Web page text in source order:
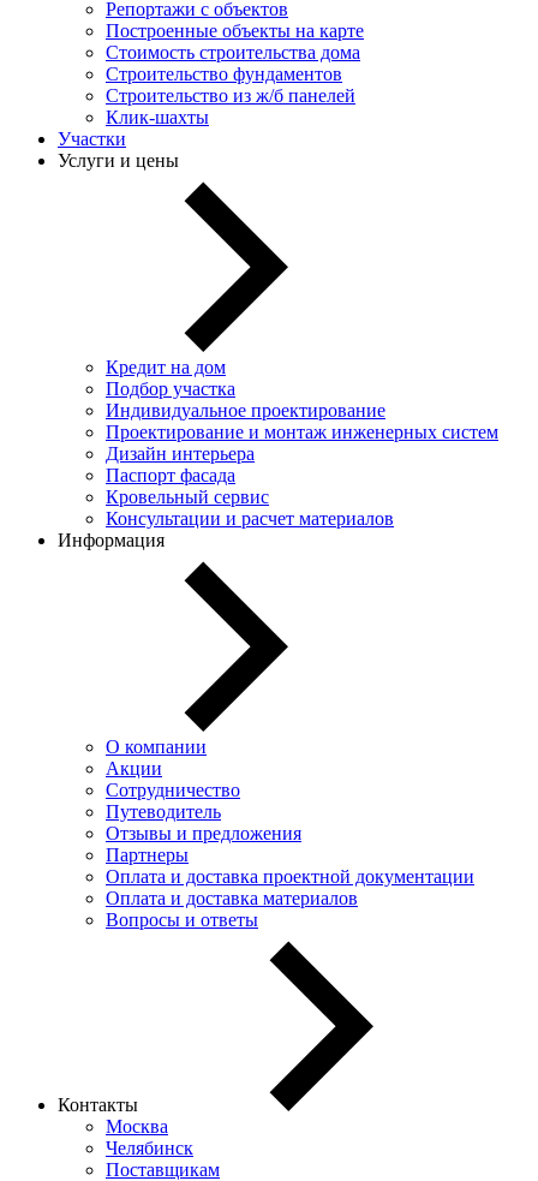
Репортажи с объектов
Построенные объекты на карте
Стоимость строительства дома
Строительство фундаментов
Строительство из ж/б панелей
Клик-шахты
Участки
Услуги и цены
Кредит на дом
Подбор участка
Индивидуальное проектирование
Проектирование и монтаж инженерных систем
Дизайн интерьера
Паспорт фасада
Кровельный сервис
Консультации и расчет материалов
Информация
О компании
Акции
Сотрудничество
Путеводитель
Отзывы и предложения
Партнеры
Оплата и доставка проектной документации
Оплата и доставка материалов
Вопросы и ответы
Контакты
Москва
Челябинск
Поставщикам